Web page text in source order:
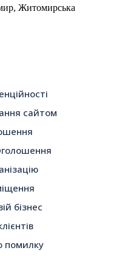
Житомирська
сайтом
бізнес
помилку